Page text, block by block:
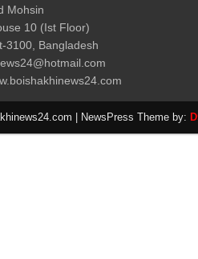
Mohsin
10 (Ist Floor)
3100, Bangladesh
| NewsPress Theme by: